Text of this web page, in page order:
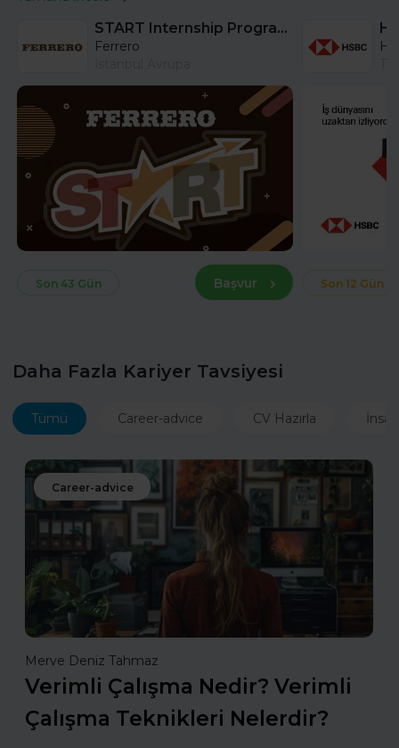
START Internship Program (Sales) - Istanbul
Ferrero
Son 43 Gün Başvur Son 12 Gün
Daha Fazla Kariyer Tavsiyesi
Tümü Career-advice CV Hazırla
Career-advice
Merve Deniz Tahmaz
Verimli Çalışma Nedir? Verimli
Çalışma Teknikleri Nelerdir?